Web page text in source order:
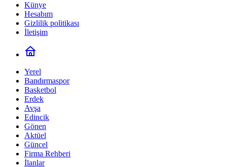
Künye
Hesabım
Gizlilik politikası
İletişim
Yerel
Bandırmaspor
Basketbol
Erdek
Avşa
Edincik
Gönen
Aktüel
Güncel
Firma Rehberi
İlanlar